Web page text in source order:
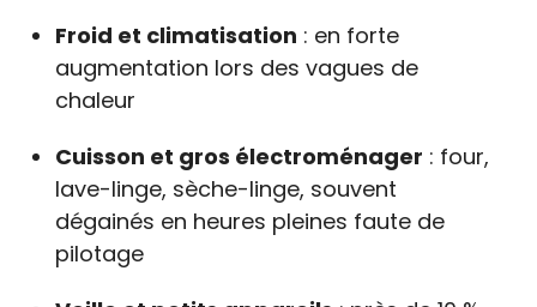
Froid et climatisation : en forte
augmentation lors des vagues de
chaleur
Cuisson et gros électroménager : four,
lave-linge, sèche-linge, souvent
dégainés en heures pleines faute de
pilotage